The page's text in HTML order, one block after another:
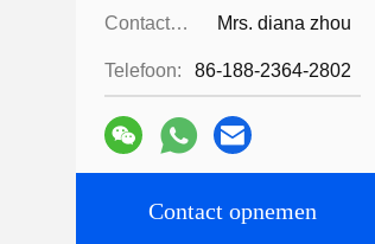
Contactpersonen: Mrs. diana zhou
Telefoon: 86-188-2364-2802
Contact opnemen